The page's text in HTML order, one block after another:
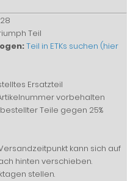
Teil
Teil in ETKs suchen (hier
Ersatzteil
vorbehalten
Teile gegen 25%
kann sich auf
hinten verschieben.
stellen.